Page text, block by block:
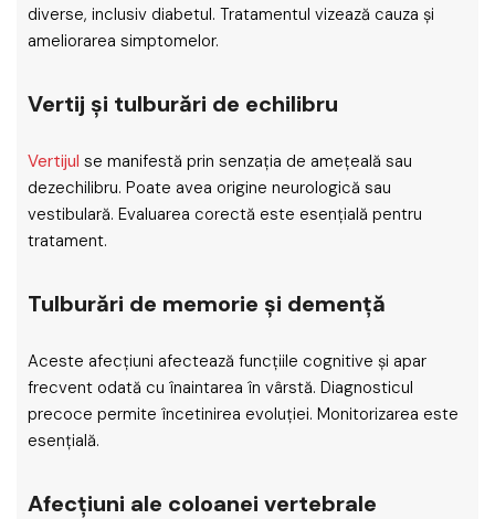
diverse, inclusiv diabetul. Tratamentul vizează cauza și
ameliorarea simptomelor.
Vertij și tulburări de echilibru
Vertijul se manifestă prin senzația de amețeală sau
dezechilibru. Poate avea origine neurologică sau
vestibulară. Evaluarea corectă este esențială pentru
tratament.
Tulburări de memorie și demență
Aceste afecțiuni afectează funcțiile cognitive și apar
frecvent odată cu înaintarea în vârstă. Diagnosticul
precoce permite încetinirea evoluției. Monitorizarea este
esențială.
Afecțiuni ale coloanei vertebrale